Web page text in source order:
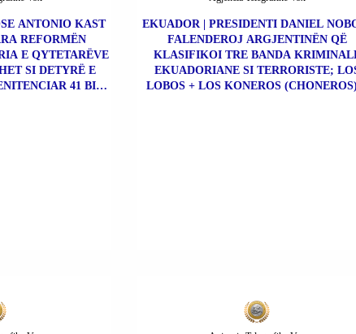
ANTONIO KAST
REFORMËN
E QYTETARËVE
SI DETYRË E
41 BIS
EKUADOR | PRESIDENTI DANIEL
FALENDEROJ ARGJENTINËN QË
KLASIFIKOI TRE BANDA
EKUADORIANE SI TERRORISTE;
LOBOS + LOS KONEROS